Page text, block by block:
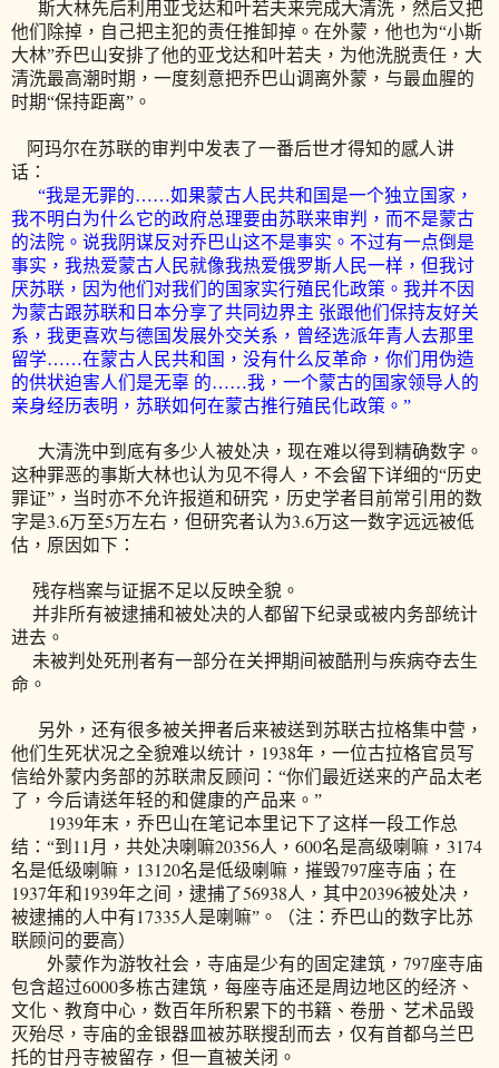
斯大林先后利用亚戈达和叶若夫来完成大清洗，然后又把
他们除掉，自己把主犯的责任推卸掉。在外蒙，他也为“小斯
大林”乔巴山安排了他的亚戈达和叶若夫，为他洗脱责任，大
清洗最高潮时期，一度刻意把乔巴山调离外蒙，与最血腥的
时期“保持距离”。
阿玛尔在苏联的审判中发表了一番后世才得知的感人讲
话：
“我是无罪的……如果蒙古人民共和国是一个独立国家，
我不明白为什么它的政府总理要由苏联来审判，而不是蒙古
的法院。说我阴谋反对乔巴山这不是事实。不过有一点倒是
事实，我热爱蒙古人民就像我热爱俄罗斯人民一样，但我讨
厌苏联，因为他们对我们的国家实行殖民化政策。我并不因
为蒙古跟苏联和日本分享了共同边界主 张跟他们保持友好关
系，我更喜欢与德国发展外交关系，曾经选派年青人去那里
留学……在蒙古人民共和国，没有什么反革命，你们用伪造
的供状迫害人们是无辜 的……我，一个蒙古的国家领导人的
亲身经历表明，苏联如何在蒙古推行殖民化政策。”
大清洗中到底有多少人被处决，现在难以得到精确数字。
这种罪恶的事斯大林也认为见不得人，不会留下详细的“历史
罪证”，当时亦不允许报道和研究，历史学者目前常引用的数
字是3.6万至5万左右，但研究者认为3.6万这一数字远远被低
估，原因如下：
残存档案与证据不足以反映全貌。
并非所有被逮捕和被处决的人都留下纪录或被内务部统计
进去。
未被判处死刑者有一部分在关押期间被酷刑与疾病夺去生
命。
另外，还有很多被关押者后来被送到苏联古拉格集中营，
他们生死状况之全貌难以统计， 1938年，一位古拉格官员写
信给外蒙内务部的苏联肃反顾问：“你们最近送来的产品太老
了，今后请送年轻的和健康的产品来。”
1939年末，乔巴山在笔记本里记下了这样一段工作总
结：“到 11 月，共处决喇嘛20356人， 600名是高级喇嘛， 3174
名是低级喇嘛， 13120名是低级喇嘛，摧毁797座寺庙；在
1937年和 1939年之间，逮捕了56938人，其中20396被处决，
被逮捕的人中有17335人是喇嘛”。（注：乔巴山的数字比苏
联顾问的要高）
外蒙作为游牧社会，寺庙是少有的固定建筑， 797座寺庙
包含超过6000多栋古建筑，每座寺庙还是周边地区的经济、
文化、教育中心，数百年所积累下的书籍、卷册、艺术品毁
灭殆尽，寺庙的金银器皿被苏联搜刮而去，仅有首都乌兰巴
托的甘丹寺被留存，但一直被关闭。